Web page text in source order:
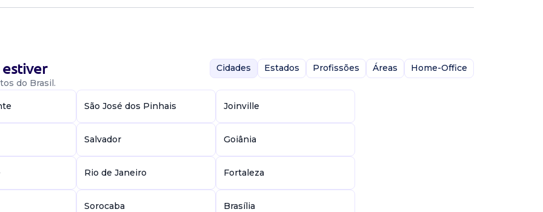
Médico
profissionais
do Brasil.
Cidades Estados Profissões Áreas Home-Office
São José dos Pinhais Joinville
Salvador Goiânia
Rio de Janeiro Fortaleza
Sorocaba Brasília